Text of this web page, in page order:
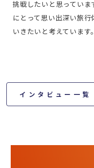
挑戦したいと思ってい
にとって思い出深い旅
いきたいと考えています。
インタビュー一覧